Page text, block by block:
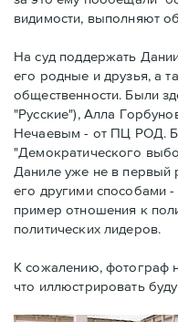
видимости, выполняют
На суд поддержать
его родные и друзья, а
общественности. Были
"Русские"), Алла
Нечаевым - от ПЦ РОД.
"Демократического
Даниле уже не в первый
его другими способами
пример отношения к
политических лидеров.
К сожалению, фотограф
что иллюстрировать